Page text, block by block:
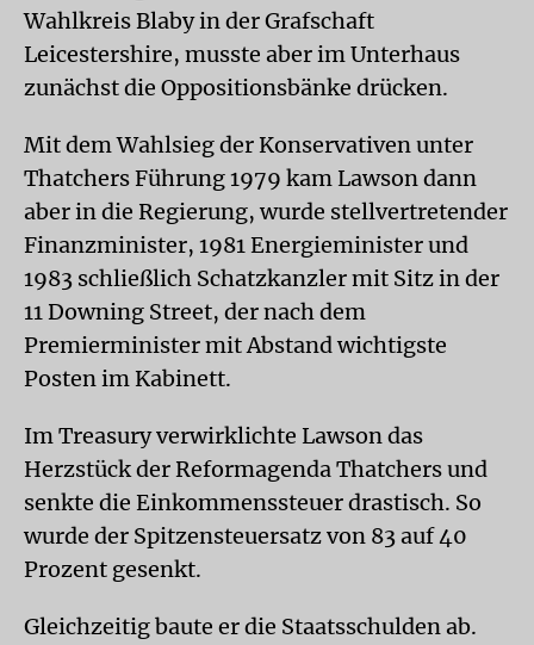
Wahlkreis Blaby in der Grafschaft
Leicestershire, musste aber im Unterhaus
zunächst die Oppositionsbänke drücken.
Mit dem Wahlsieg der Konservativen unter
Thatchers Führung 1979 kam Lawson dann
aber in die Regierung, wurde stellvertretender
Finanzminister, 1981 Energieminister und
1983 schließlich Schatzkanzler mit Sitz in der
11 Downing Street, der nach dem
Premierminister mit Abstand wichtigste
Posten im Kabinett.
Im Treasury verwirklichte Lawson das
Herzstück der Reformagenda Thatchers und
senkte die Einkommenssteuer drastisch. So
wurde der Spitzensteuersatz von 83 auf 40
Prozent gesenkt.
Gleichzeitig baute er die Staatsschulden ab.